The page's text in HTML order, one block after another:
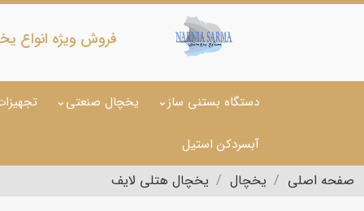
فروش ویژه انواع
دستگاه بستنی ساز یخچال صنعتی
آبسردکن استیل
صفحه اصلی یخچال یخچال هتلی لایف